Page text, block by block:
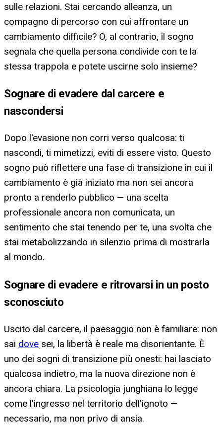
sulle relazioni. Stai cercando alleanza, un
compagno di percorso con cui affrontare un
cambiamento difficile? O, al contrario, il sogno
segnala che quella persona condivide con te la
stessa trappola e potete uscirne solo insieme?
Sognare di evadere dal carcere e
nascondersi
Dopo l'evasione non corri verso qualcosa: ti
nascondi, ti mimetizzi, eviti di essere visto. Questo
sogno può riflettere una fase di transizione in cui il
cambiamento è già iniziato ma non sei ancora
pronto a renderlo pubblico — una scelta
professionale ancora non comunicata, un
sentimento che stai tenendo per te, una svolta che
stai metabolizzando in silenzio prima di mostrarla
al mondo.
Sognare di evadere e ritrovarsi in un posto
sconosciuto
Uscito dal carcere, il paesaggio non è familiare: non
sai dove sei, la libertà è reale ma disorientante. È
uno dei sogni di transizione più onesti: hai lasciato
qualcosa indietro, ma la nuova direzione non è
ancora chiara. La psicologia junghiana lo legge
come l'ingresso nel territorio dell'ignoto —
necessario, ma non privo di ansia.